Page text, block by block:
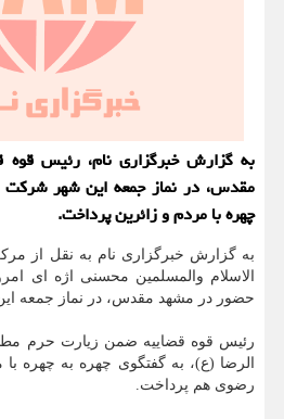
به گزارش خبرگزاری نام، رئیس
مقدس، در نماز جمعه این شهر شرکت
چهره با مردم و زائرین پرداخت.
به گزارش خبرگزاری نام به نقل از
حضور در مشهد مقدس، در نماز جمعه
رئیس قوه قضاییه ضمن زیارت حرم
الرضا (ع)، به گفتگوی چهره به چهره
رضوی هم پرداخت.